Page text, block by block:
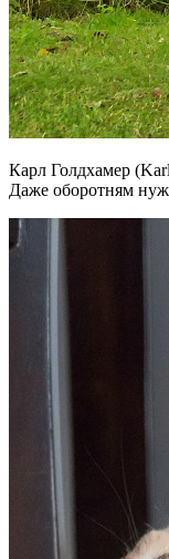
Карл Голдхамер
Даже оборотням